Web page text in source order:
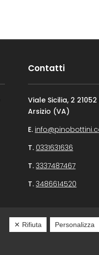
Contatti
Viale Sicilia, 2
Arsizio (VA)
E.
T. 0331631636
T.3337487467
T.3486614520
Personalizza
✕ Rifiuta